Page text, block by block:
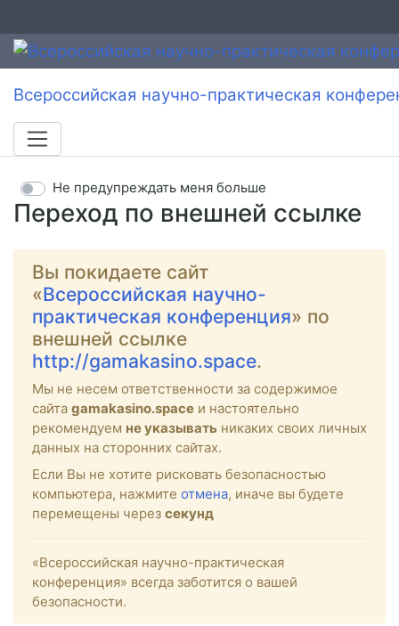
Всероссийская научно-практическая
Переход по внешней ссылке
Не предупреждать меня больше
Вы покидаете сайт
«Всероссийская научно-
практическая конференция» по
внешней ссылке
http://gamakasino.space.
Мы не несем ответственности за содержимое
сайта gamakasino.space и настоятельно
рекомендуем не указывать никаких своих личных
данных на сторонних сайтах.
Если Вы не хотите рисковать безопасностью
компьютера, нажмите отмена, иначе вы будете
перемещены через секунд
«Всероссийская научно-практическая
конференция» всегда заботится о вашей
безопасности.